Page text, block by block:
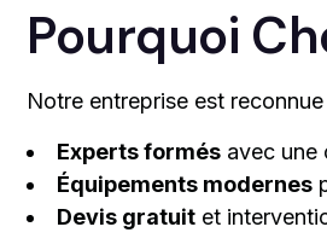
Pourquoi
Notre entreprise est
Experts formés avec une
Équipements modernes
Devis gratuit et